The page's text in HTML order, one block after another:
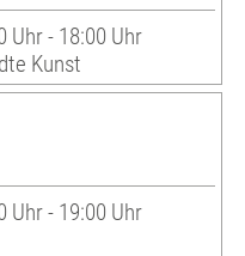
Uhr - 18:00 Uhr
Kunst
Uhr - 19:00 Uhr